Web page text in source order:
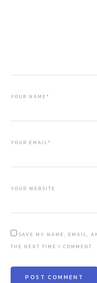
YOUR NAME*
YOUR EMAIL*
YOUR WEBSITE
SAVE MY NAME, EMAIL,
THE NEXT TIME I COMMENT.